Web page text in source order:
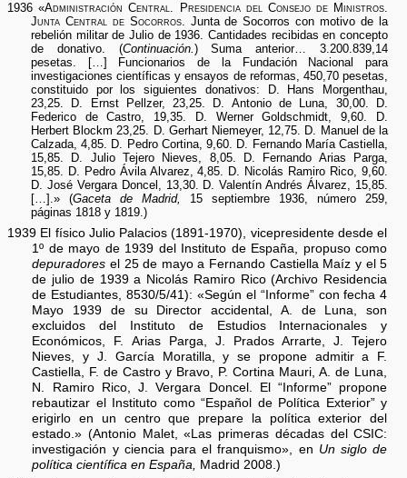
1936 «Administración Central. Presidencia del Consejo de Ministros.
Junta Central de Socorros. Junta de Socorros con motivo de la
rebelión militar de Julio de 1936. Cantidades recibidas en concepto
de donativo. (Continuación.) Suma anterior… 3.200.839,14
pesetas. […] Funcionarios de la Fundación Nacional para
investigaciones científicas y ensayos de reformas, 450,70 pesetas,
constituido por los siguientes donativos: D. Hans Morgenthau,
23,25. D. Ernst Pellzer, 23,25. D. Antonio de Luna, 30,00. D.
Federico de Castro, 19,35. D. Werner Goldschmidt, 9,60. D.
Herbert Blockm 23,25. D. Gerhart Niemeyer, 12,75. D. Manuel de la
Calzada, 4,85. D. Pedro Cortina, 9,60. D. Fernando María Castiella,
15,85. D. Julio Tejero Nieves, 8,05. D. Fernando Arias Parga,
15,85. D. Pedro Ávila Alvarez, 4,85. D. Nicolás Ramiro Rico, 9,60.
D. José Vergara Doncel, 13,30. D. Valentín Andrés Álvarez, 15,85.
[…].» (Gaceta de Madrid,
15 septiembre 1936, número 259,
páginas 1818 y 1819.)
1939 El físico Julio Palacios (1891-1970), vicepresidente desde el
1º de mayo de 1939 del Instituto de España, propuso como
depuradores el 25 de mayo a Fernando Castiella Maíz y el 5
de julio de 1939 a Nicolás Ramiro Rico (Archivo Residencia
de Estudiantes, 8530/5/41): «Según el “Informe” con fecha 4
Mayo 1939 de su Director accidental, A. de Luna, son
excluidos del Instituto de Estudios Internacionales y
Económicos, F. Arias Parga, J. Prados Arrarte, J. Tejero
Nieves, y J. García Moratilla, y se propone admitir a F.
Castiella, F. de Castro y Bravo, P. Cortina Mauri, A. de Luna,
N. Ramiro Rico, J. Vergara Doncel. El “Informe” propone
rebautizar el Instituto como “Español de Política Exterior” y
erigirlo en un centro que prepare la política exterior del
estado.» (Antonio Malet, «Las primeras décadas del CSIC:
investigación y ciencia para el franquismo», en Un siglo de
política científica en España,
Madrid 2008.)